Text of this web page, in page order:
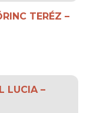
TERÉZ –
LUCIA –